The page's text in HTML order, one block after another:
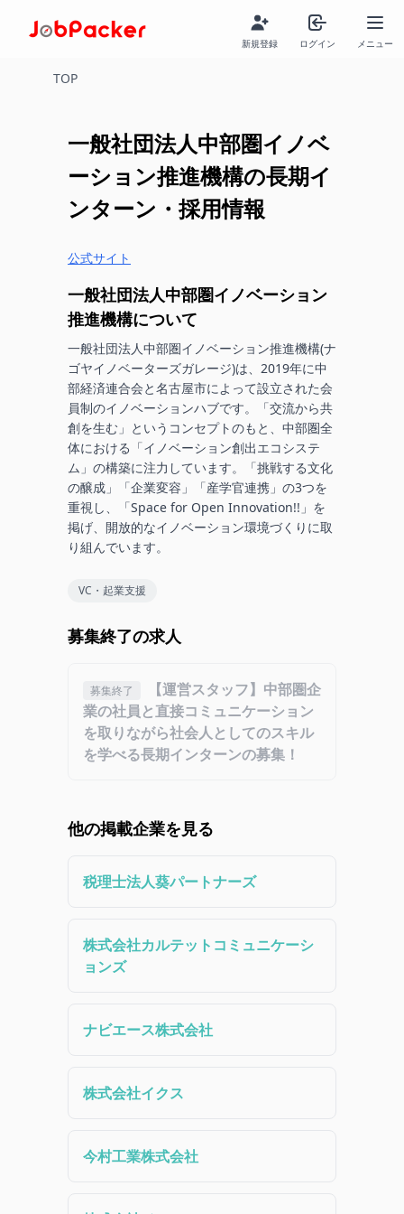
新規登録 ログイン メニュー
TOP
一般社団法人中部圏イノベ
ーション推進機構の長期イ
ンターン・採用情報
公式サイト
一般社団法人中部圏イノベーション
推進機構について
一般社団法人中部圏イノベーション推進機構(ナ
ゴヤイノベーターズガレージ)は、2019年に中
部経済連合会と名古屋市によって設立された会
員制のイノベーションハブです。「交流から共
創を生む」というコンセプトのもと、中部圏全
体における「イノベーション創出エコシステ
ム」の構築に注力しています。「挑戦する文化
の醸成」「企業変容」「産学官連携」の3つを
重視し、「Space for Open Innovation!!」を
掲げ、開放的なイノベーション環境づくりに取
り組んでいます。
VC・起業支援
募集終了の求人
募集終了
【運営スタッフ】中部圏企
業の社員と直接コミュニケーション
を取りながら社会人としてのスキル
を学べる長期インターンの募集！
他の掲載企業を見る
税理士法人葵パートナーズ
株式会社カルテットコミュニケーシ
ョンズ
ナビエース株式会社
株式会社イクス
今村工業株式会社